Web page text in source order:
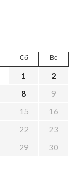
Сб Вс
1
2
8
9
15
16
22
23
29
30